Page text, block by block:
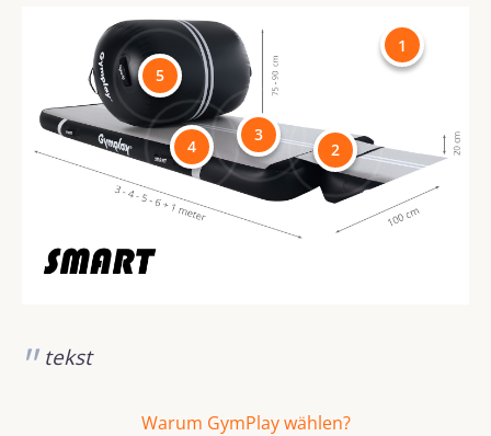
1
2
3
4
5
tekst
Warum GymPlay wählen?